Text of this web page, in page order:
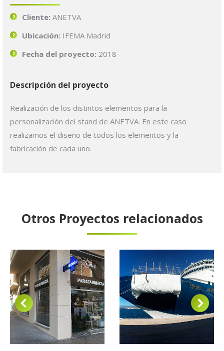
Cliente: ANETVA
Ubicación: IFEMA Madrid
Fecha del proyecto: 2018
Descripción del proyecto
Realización de los distintos elementos para la
personalización del stand de ANETVA. En este caso
realizamos el diseño de todos los elementos y la
fabricación de cada uno.
Otros Proyectos relacionados